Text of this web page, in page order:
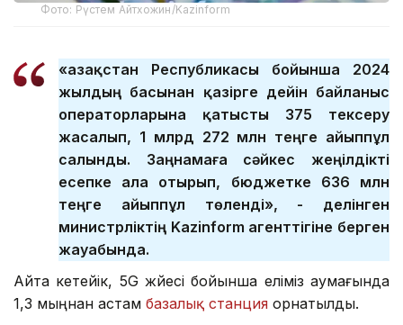
Фото: Рүстем Айтхожин/Kazinform
«Қазақстан Республикасы бойынша 2024
жылдың басынан қазірге дейін байланыс
операторларына қатысты 375 тексеру
жасалып, 1 млрд 272 млн теңге айыппұл
салынды. Заңнамаға сәйкес жеңілдікті
есепке ала отырып, бюджетке 636 млн
теңге айыппұл төленді», - делінген
министрліктің Kazinform агенттігіне берген
жауабында.
Айта кетейік, 5G жүйесі бойынша еліміз аумағында
1,3 мыңнан астам базалық станция орнатылды.